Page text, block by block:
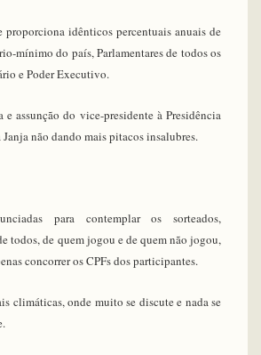
idênticos percentuais anuais de
mínimo do país, Parlamentares de todos os
e Poder Executivo.
assunção do vice-presidente à Presidência
não dando mais pitacos insalubres.
para contemplar os sorteados,
todos, de quem jogou e de quem não jogou,
concorrer os CPFs dos participantes.
climáticas, onde muito se discute e nada se